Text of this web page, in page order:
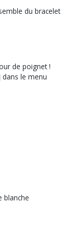
du bracelet
de poignet !
dans le menu
blanche